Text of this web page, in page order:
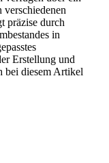
präzise durch
in
Erstellung und
bei diesem Artikel